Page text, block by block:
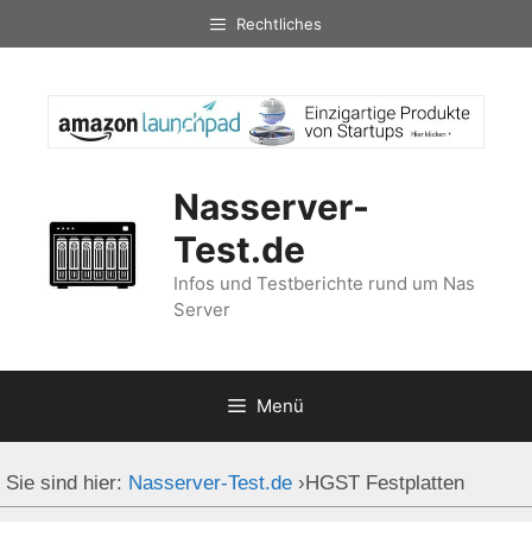
Rechtliches
Nasserver-
Test.de
Infos und Testberichte rund um Nas
Server
Menü
Sie sind hier: Nasserver-Test.de › HGST Festplatten